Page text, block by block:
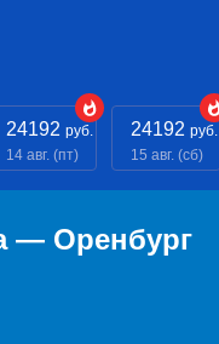
24192 руб.
14 авг. (пт)
24192 руб.
15 авг. (сб)
— Оренбург